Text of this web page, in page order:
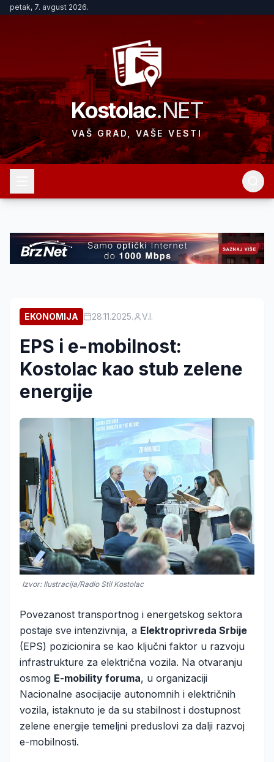
petak, 7. avgust 2026.
Kostolac.NET
VAŠ GRAD, VAŠE VESTI
EKONOMIJA 28.11.2025. V.I.
EPS i e-mobilnost:
Kostolac kao stub zelene
energije
Izvor: Ilustracija/Radio Stil Kostolac
Povezanost transportnog i energetskog sektora
postaje sve intenzivnija, a Elektroprivreda Srbije
(EPS) pozicionira se kao ključni faktor u razvoju
infrastrukture za električna vozila. Na otvaranju
osmog E-mobility foruma, u organizaciji
Nacionalne asocijacije autonomnih i električnih
vozila, istaknuto je da su stabilnost i dostupnost
zelene energije temeljni preduslovi za dalji razvoj
e-mobilnosti.